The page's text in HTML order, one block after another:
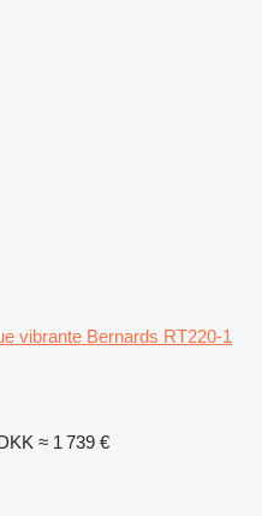
vibrante Bernards RT220-1
≈ 1 739 €